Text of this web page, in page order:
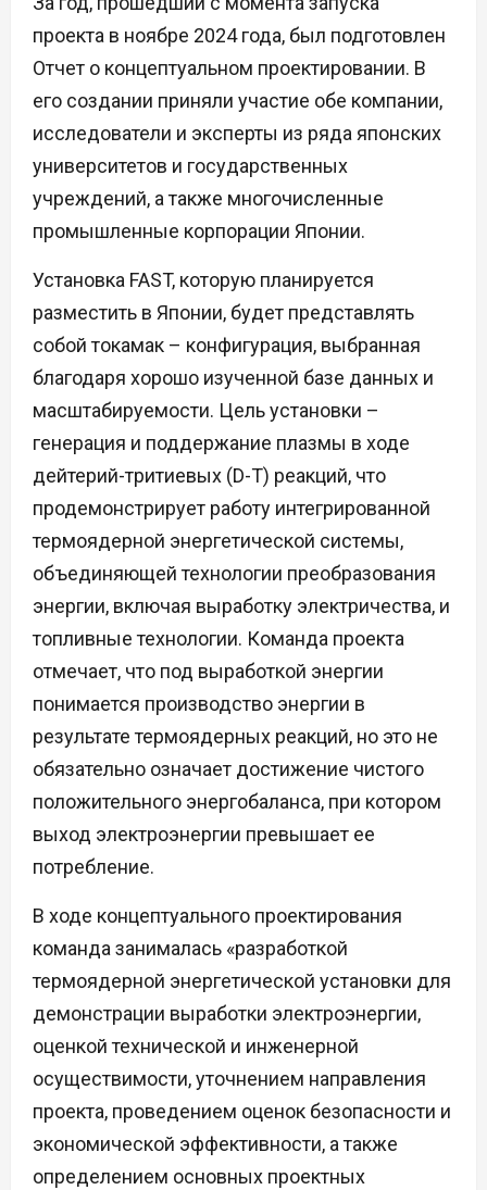
проекта в ноябре 2024 года, был подготовлен
Отчет о концептуальном проектировании. В
его создании приняли участие обе компании,
исследователи и эксперты из ряда японских
университетов и государственных
учреждений, а также многочисленные
промышленные корпорации Японии.
Установка FAST, которую планируется
разместить в Японии, будет представлять
собой токамак – конфигурация, выбранная
благодаря хорошо изученной базе данных и
масштабируемости. Цель установки –
генерация и поддержание плазмы в ходе
дейтерий-тритиевых (D-T) реакций, что
продемонстрирует работу интегрированной
термоядерной энергетической системы,
объединяющей технологии преобразования
энергии, включая выработку электричества, и
топливные технологии. Команда проекта
отмечает, что под выработкой энергии
понимается производство энергии в
результате термоядерных реакций, но это не
обязательно означает достижение чистого
положительного энергобаланса, при котором
выход электроэнергии превышает ее
потребление.
В ходе концептуального проектирования
команда занималась «разработкой
термоядерной энергетической установки для
демонстрации выработки электроэнергии,
оценкой технической и инженерной
осуществимости, уточнением направления
проекта, проведением оценок безопасности и
экономической эффективности, а также
определением основных проектных